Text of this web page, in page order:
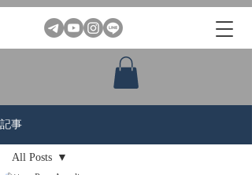
記事
All Posts